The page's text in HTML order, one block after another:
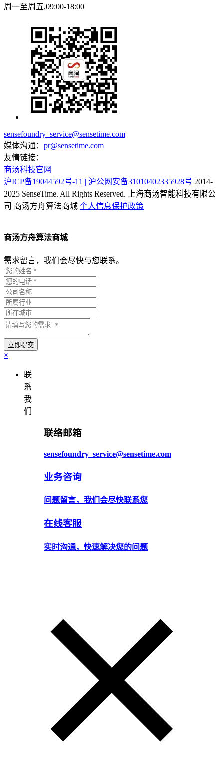
周一至周五,09:00-18:00
sensefoundry_service@sensetime.com
媒体沟通： pr@sensetime.com
友情链接：
商汤科技官网
沪ICP备19044592号-11 | 沪公网安备31010402335928号 2014-
2025 SenseTime. All Rights Reserved.
上海商汤智能科技有限公
司 商汤方舟算法商城 个人信息保护政策
商汤方舟算法商城
需求留言，我们会尽快与您联系。
×
联
系
我
们
联络邮箱
sensefoundry_service@sensetime.com
业务咨询
问题留言，我们会尽快联系您
在线客服
实时沟通，快速解决您的问题